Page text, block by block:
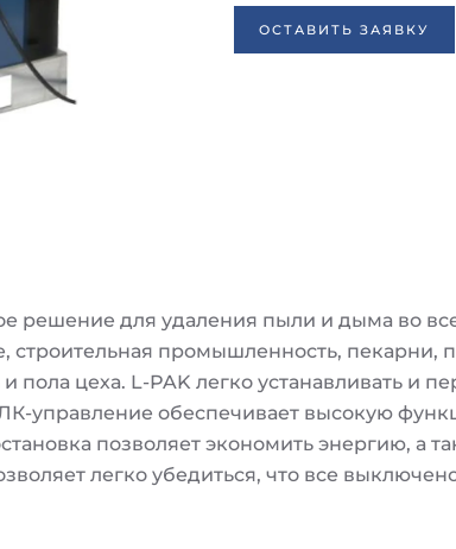
ОСТАВИТЬ ЗАЯВКУ
решение для удаления пыли и дыма во
строительная промышленность,
пола цеха. L-PAK легко устанавливать
управление обеспечивает высокую
позволяет экономить энергию, а
легко убедиться, что все